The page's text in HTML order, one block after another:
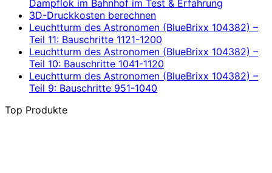
Dampflok im Bahnhof im Test & Erfahrung
3D-Druckkosten berechnen
Leuchtturm des Astronomen (BlueBrixx 104382) –
Teil 11: Bauschritte 1121-1200
Leuchtturm des Astronomen (BlueBrixx 104382) –
Teil 10: Bauschritte 1041-1120
Leuchtturm des Astronomen (BlueBrixx 104382) –
Teil 9: Bauschritte 951-1040
Top Produkte